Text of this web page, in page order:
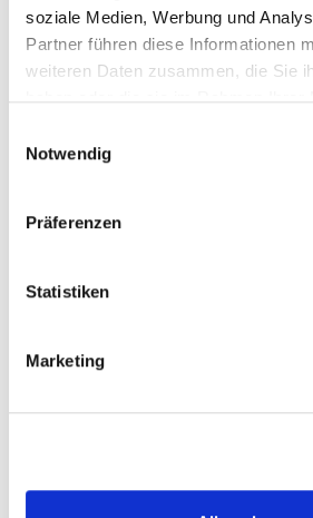
soziale Medien, Werbung und
Partner führen diese Informationen
weiteren Daten zusammen, die Sie
Notwendig
Präferenzen
Statistiken
Marketing
Themen, die der Person